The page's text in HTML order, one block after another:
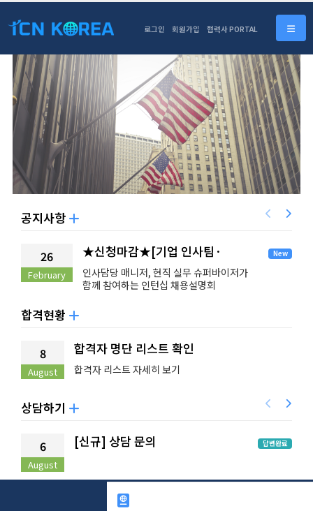
로그인 회원가입 협력사 PORTAL
공지사항
26
February
★신청마감★[기업 인사팀·
현직자 참여] Spigen,Inc
미국인턴 온라인 설명회
인사담당 매니저, 현직 실무 슈퍼바이저가
함께 참여하는 인턴십 채용설명회
New
합격현황
8
August
합격자 명단 리스트 확인
합격자 리스트 자세히 보기
상담하기
6
August
[신규] 상담 문의 답변완료